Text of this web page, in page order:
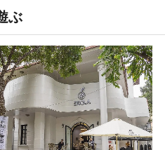
ぶ